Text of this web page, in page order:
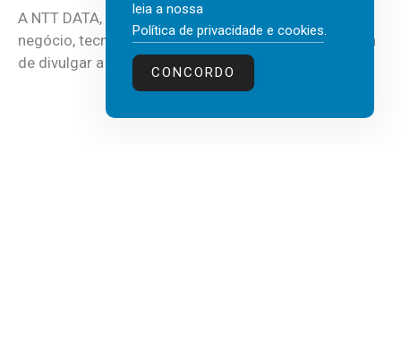
A NTT DATA, consultora global em serviços de
negócio, tecnologia e inteligência artificial (IA), acaba
de divulgar a mais recente...
leia a nossa
Política de privacidade e cookies.
CONCORDO